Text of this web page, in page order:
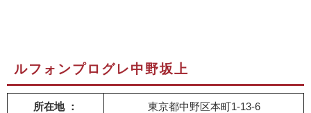
ルフォンプログレ中野坂上
所在地 ： 東京都中野区本町1-13-6